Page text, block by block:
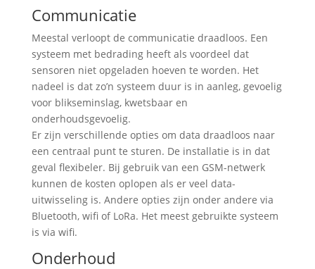
Communicatie
Meestal verloopt de communicatie draadloos. Een
systeem met bedrading heeft als voordeel dat
sensoren niet opgeladen hoeven te worden. Het
nadeel is dat zo’n systeem duur is in aanleg, gevoelig
voor blikseminslag, kwetsbaar en
onderhoudsgevoelig.
Er zijn verschillende opties om data draadloos naar
een centraal punt te sturen. De installatie is in dat
geval flexibeler. Bij gebruik van een GSM-netwerk
kunnen de kosten oplopen als er veel data-
uitwisseling is. Andere opties zijn onder andere via
Bluetooth, wifi of LoRa. Het meest gebruikte systeem
is via wifi.
Onderhoud